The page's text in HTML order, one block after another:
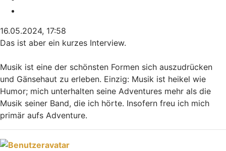
16.05.2024, 17:58
Das ist aber ein kurzes Interview.
Musik ist eine der schönsten Formen sich auszudrücken
und Gänsehaut zu erleben. Einzig: Musik ist heikel wie
Humor; mich unterhalten seine Adventures mehr als die
Musik seiner Band, die ich hörte. Insofern freu ich mich
primär aufs Adventure.
Nach oben